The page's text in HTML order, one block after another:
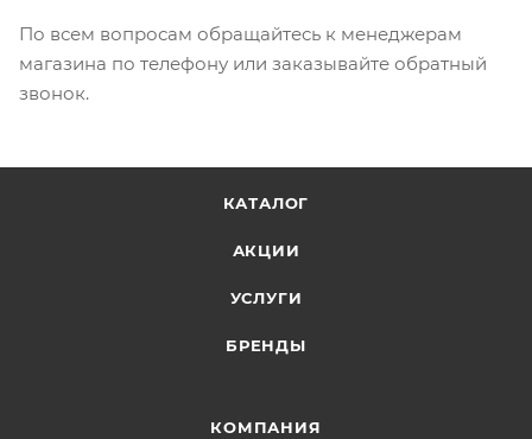
По всем вопросам обращайтесь к менеджерам
магазина по телефону или заказывайте обратный
звонок.
КАТАЛОГ
АКЦИИ
УСЛУГИ
БРЕНДЫ
КОМПАНИЯ